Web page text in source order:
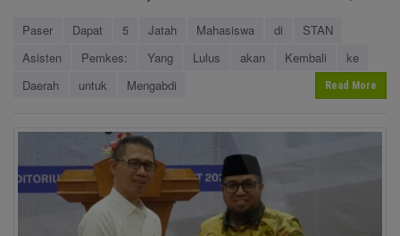
Paser Dapat 5 Jatah Mahasiswa di
STAN
Asisten
Pemkes: Yang Lulus akan Kembali
ke
Daerah
untuk Mengabdi Read More